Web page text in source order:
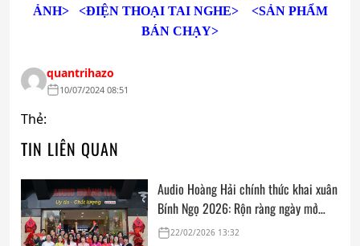
ẢNH>
<ĐIỆN THOẠI TAI NGHE>
<SẢN PHẨM
BÁN CHẠY>
quantrihazo
10/07/2024 08:51
Thẻ:
TIN LIÊN QUAN
Audio Hoàng Hải chính thức khai xuân
Bính Ngọ 2026: Rộn ràng ngày mở
cửa, trọn vẹn lời chúc đầu năm
22/02/2026 13:32